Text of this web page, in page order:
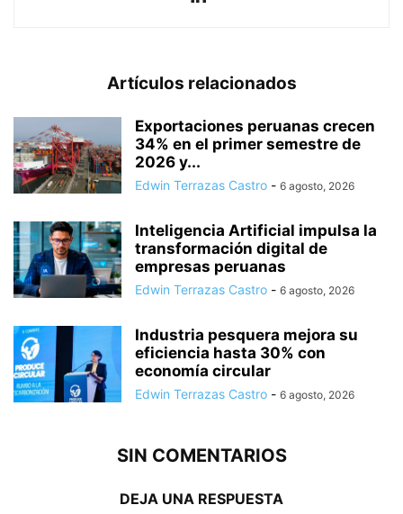
Artículos relacionados
Exportaciones peruanas crecen
34% en el primer semestre de
2026 y...
Edwin Terrazas Castro - 6 agosto, 2026
Inteligencia Artificial impulsa la
transformación digital de
empresas peruanas
Edwin Terrazas Castro - 6 agosto, 2026
Industria pesquera mejora su
eficiencia hasta 30% con
economía circular
Edwin Terrazas Castro - 6 agosto, 2026
SIN COMENTARIOS
DEJA UNA RESPUESTA